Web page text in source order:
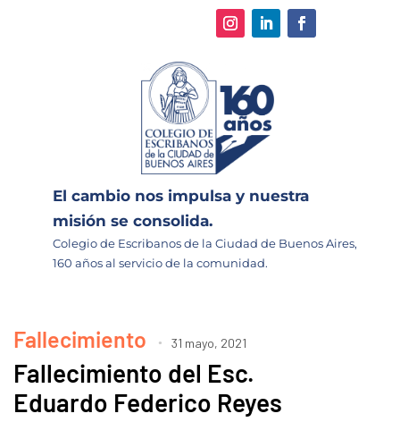
El cambio nos impulsa y nuestra
misión se consolida.
Colegio de Escribanos de la Ciudad de Buenos Aires,
160 años al servicio de la comunidad.
Fallecimiento 31 mayo, 2021
Fallecimiento del Esc.
Eduardo Federico Reyes